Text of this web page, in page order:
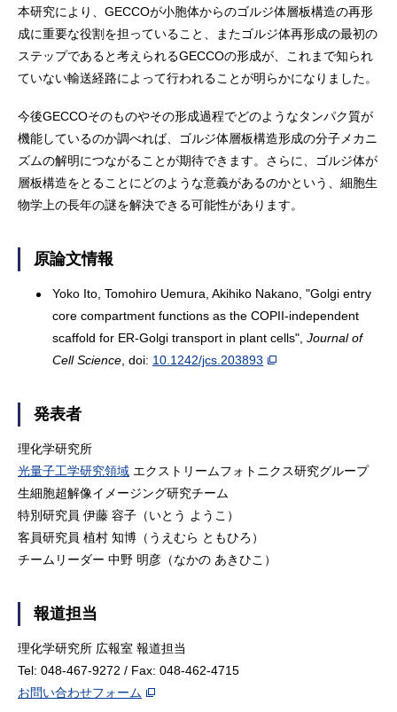
本研究により、GECCOが小胞体からのゴルジ体層板構造の再形
成に重要な役割を担っていること、またゴルジ体再形成の最初の
ステップであると考えられるGECCOの形成が、これまで知られ
ていない輸送経路によって行われることが明らかになりました。
今後GECCOそのものやその形成過程でどのようなタンパク質が
機能しているのか調べれば、ゴルジ体層板構造形成の分子メカニ
ズムの解明につながることが期待できます。さらに、ゴルジ体が
層板構造をとることにどのような意義があるのかという、細胞生
物学上の長年の謎を解決できる可能性があります。
原論文情報
Yoko Ito, Tomohiro Uemura, Akihiko Nakano, "Golgi entry
core compartment functions as the COPII-independent
scaffold for ER-Golgi transport in plant cells",Journal of
Cell Science , doi: 10.1242/jcs.203893
発表者
理化学研究所
光量子工学研究領域 エクストリームフォトニクス研究グループ
生細胞超解像イメージング研究チーム
特別研究員 伊藤 容子（いとう ようこ）
客員研究員 植村 知博（うえむら ともひろ）
チームリーダー 中野 明彦（なかの あきひこ）
報道担当
理化学研究所 広報室 報道担当
Tel: 048-467-9272 / Fax: 048-462-4715
お問い合わせフォーム